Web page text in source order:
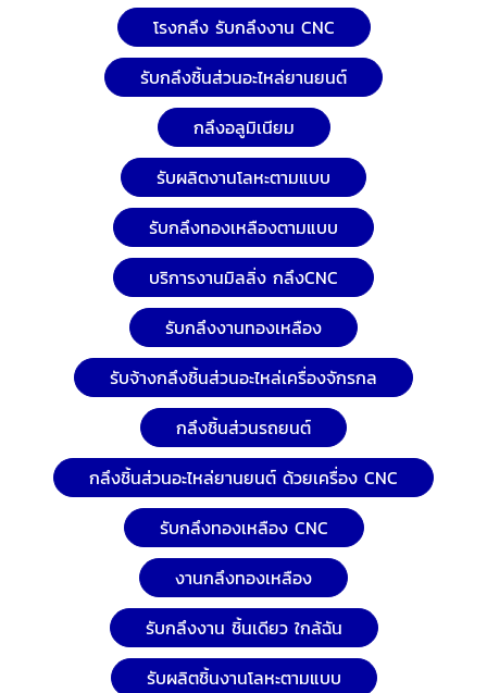
โรงกลึง รับกลึงงาน CNC
รับกลึงชิ้นส่วนอะไหล่ยานยนต์
กลึงอลูมิเนียม
รับผลิตงานโลหะตามแบบ
รับกลึงทองเหลืองตามแบบ
บริการงานมิลลิ่ง กลึงCNC
รับกลึงงานทองเหลือง
รับจ้างกลึงชิ้นส่วนอะไหล่เครื่องจักรกล
กลึงชิ้นส่วนรถยนต์
กลึงชิ้นส่วนอะไหล่ยานยนต์ ด้วยเครื่อง CNC
รับกลึงทองเหลือง CNC
งานกลึงทองเหลือง
รับกลึงงาน ชิ้นเดียว ใกล้ฉัน
รับผลิตชิ้นงานโลหะตามแบบ